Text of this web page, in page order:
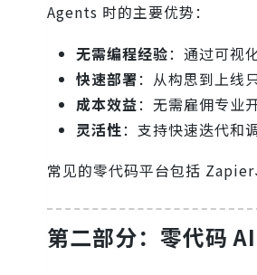
Agents 时的主要优势：
无需编程经验：通过可视
快速部署：从构思到上线
成本效益：无需雇佣专业
灵活性：支持快速迭代和
常见的零代码平台包括
第二部分：零代码